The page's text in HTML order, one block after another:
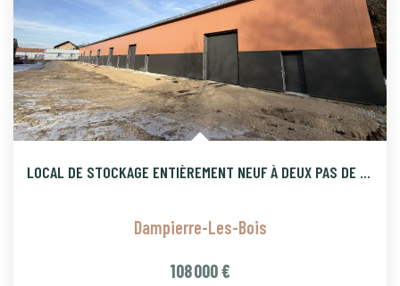
LOCAL DE STOCKAGE ENTIÈREMENT NEUF À DEUX PAS DE LA FRONTIÈR
Dampierre-Les-Bois
108 000 €